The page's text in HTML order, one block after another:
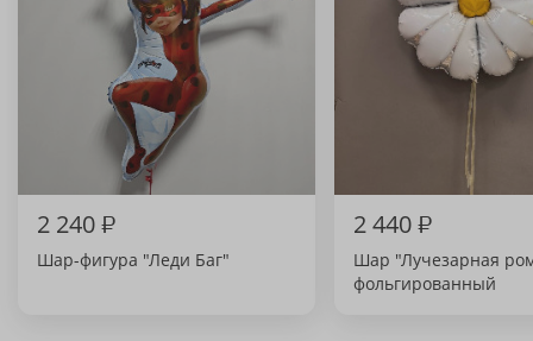
2 240₽
Шар-фигура "Леди Баг"
2 440₽
Шар "Лучезарная
фольгированный